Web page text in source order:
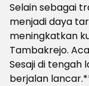
Selain sebagai
menjadi daya
meningkatkan
Tambakrejo.
Sesaji di tengah
berjalan